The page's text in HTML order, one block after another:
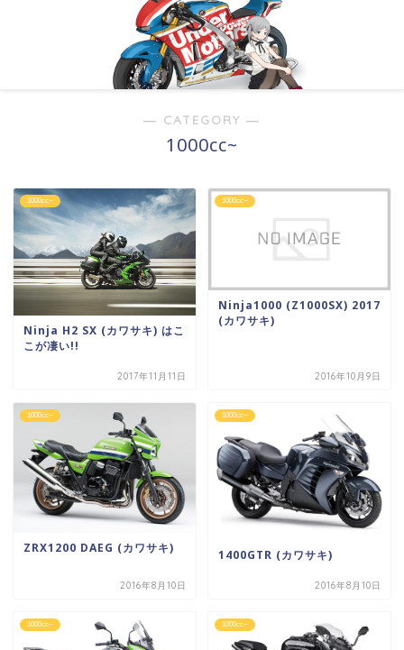
― CATEGORY ―
1000cc~
1000cc~
Ninja H2 SX (カワサキ) はこ
こが凄い!!
2017年11月11日
1000cc~
Ninja1000 (Z1000SX) 2017
(カワサキ)
2016年10月9日
1000cc~
ZRX1200 DAEG (カワサキ)
2016年8月10日
1000cc~
1400GTR (カワサキ)
2016年8月10日
1000cc~ 1000cc~